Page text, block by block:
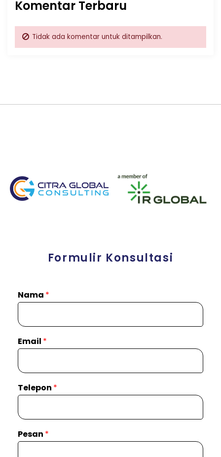
Komentar Terbaru
Tidak ada komentar untuk ditampilkan.
Formulir Konsultasi
Nama *
Email *
Telepon *
Pesan *